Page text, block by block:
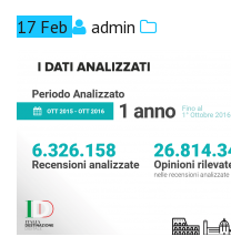
17 Feb admin